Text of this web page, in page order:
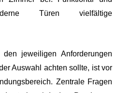
Türen vielfältige
jeweiligen Anforderungen
Auswahl achten sollte, ist vor
Zentrale Fragen